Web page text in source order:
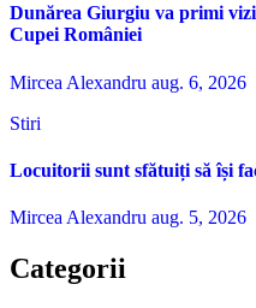
Dunărea Giurgiu va primi
Cupei României
Mircea Alexandru aug. 6, 2026
Stiri
Locuitorii sunt sfătuiți să își
Mircea Alexandru aug. 5, 2026
Categorii